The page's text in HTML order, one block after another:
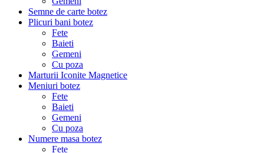
Semne de carte botez
Plicuri bani botez
Fete
Baieti
Gemeni
Cu poza
Marturii Iconite Magnetice
Meniuri botez
Fete
Baieti
Gemeni
Cu poza
Numere masa botez
Fete